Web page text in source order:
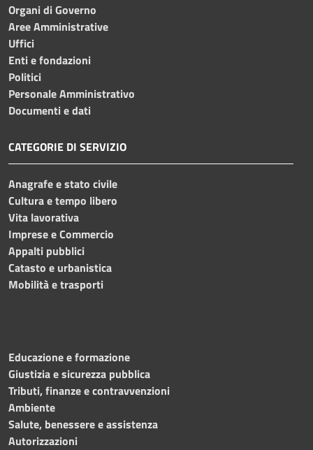
Organi di Governo
Aree Amministrative
Uffici
Enti e fondazioni
Politici
Personale Amministrativo
Documenti e dati
CATEGORIE DI SERVIZIO
Anagrafe e stato civile
Cultura e tempo libero
Vita lavorativa
Imprese e Commercio
Appalti pubblici
Catasto e urbanistica
Mobilità e trasporti
Educazione e formazione
Giustizia e sicurezza pubblica
Tributi, finanze e contravvenzioni
Ambiente
Salute, benessere e assistenza
Autorizzazioni